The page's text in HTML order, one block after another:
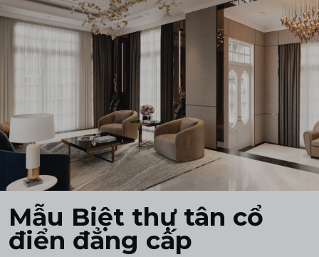
Mẫu Biệt thự tân cổ
điển đẳng cấp